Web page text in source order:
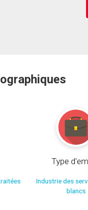
Type
Industrie des
blancs